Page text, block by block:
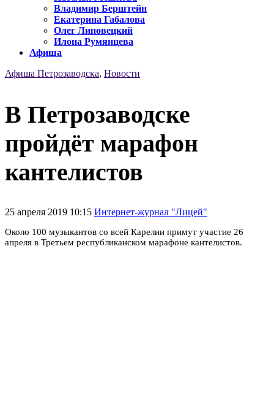
Владимир Берштейн
Екатерина Габалова
Олег Липовецкий
Илона Румянцева
Афиша
Афиша Петрозаводска, Новости
В Петрозаводске
пройдёт марафон
кантелистов
25 апреля 2019 10:15 Интернет-журнал "Лицей"
Около 100 музыкантов со всей Карелии примут участие 26
апреля в Третьем республиканском марафоне кантелистов.